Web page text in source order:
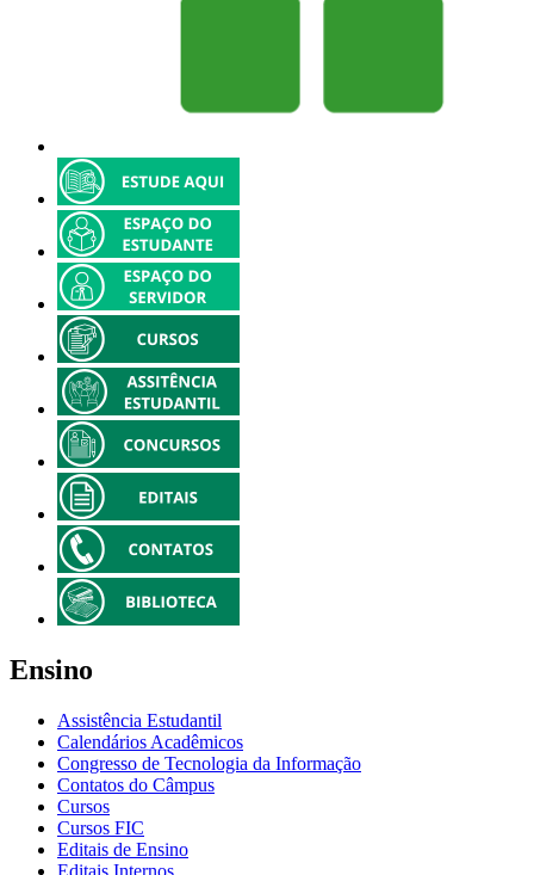
Ensino
Assistência Estudantil
Calendários Acadêmicos
Congresso de Tecnologia da Informação
Contatos do Câmpus
Cursos
Cursos FIC
Editais de Ensino